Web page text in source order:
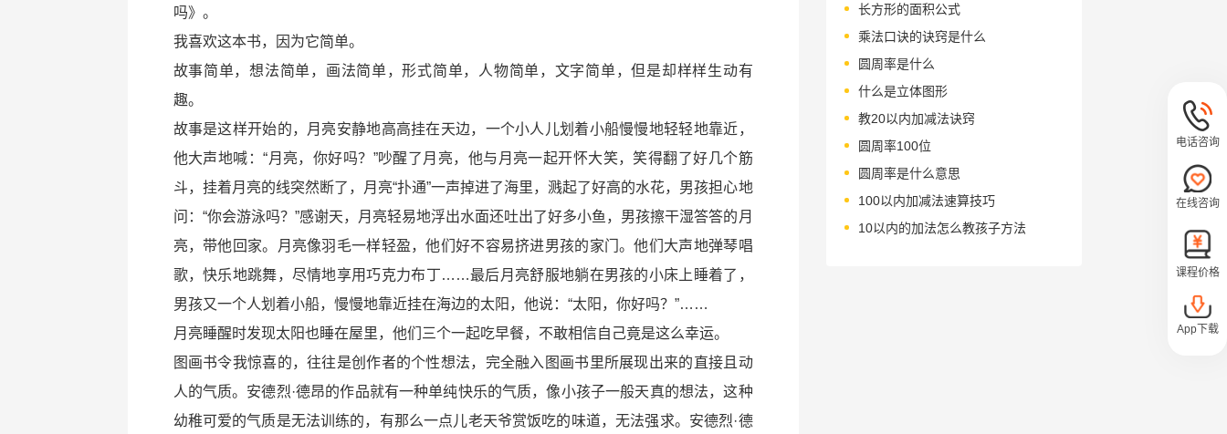
吗》。
我喜欢这本书，因为它简单。
故事简单，想法简单，画法简单，形式简单，人物简单，文字简单，但是却样样生动有
趣。
故事是这样开始的，月亮安静地高高挂在天边，一个小人儿划着小船慢慢地轻轻地靠近，
他大声地喊：“月亮，你好吗？”吵醒了月亮，他与月亮一起开怀大笑，笑得翻了好几个筋
斗，挂着月亮的线突然断了，月亮“扑通”一声掉进了海里，溅起了好高的水花，男孩担心地
问：“你会游泳吗？”感谢天，月亮轻易地浮出水面还吐出了好多小鱼，男孩擦干湿答答的月
亮，带他回家。月亮像羽毛一样轻盈，他们好不容易挤进男孩的家门。他们大声地弹琴唱
歌，快乐地跳舞，尽情地享用巧克力布丁……最后月亮舒服地躺在男孩的小床上睡着了，
男孩又一个人划着小船，慢慢地靠近挂在海边的太阳，他说：“太阳，你好吗？”……
月亮睡醒时发现太阳也睡在屋里，他们三个一起吃早餐，不敢相信自己竟是这么幸运。
图画书令我惊喜的，往往是创作者的个性想法，完全融入图画书里所展现出来的直接且动
人的气质。安德烈·德昂的作品就有一种单纯快乐的气质，像小孩子一般天真的想法，这种
幼稚可爱的气质是无法训练的，有那么一点儿老天爷赏饭吃的味道，无法强求。安德烈·德
长方形的面积公式
乘法口诀的诀窍是什么
圆周率是什么
什么是立体图形
教20以内加减法诀窍
圆周率100位
圆周率是什么意思
100以内加减法速算技巧
10以内的加法怎么教孩子方法
电话咨询
在线咨询
课程价格
App下载